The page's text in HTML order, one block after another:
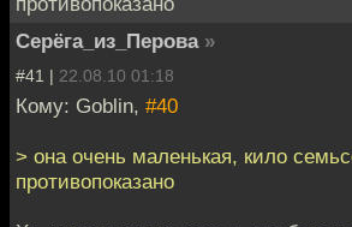
Серёга_из_Перова »
#41 | 22.08.10 01:18
Кому: Goblin, #40
> она очень маленькая, кило
противопоказано